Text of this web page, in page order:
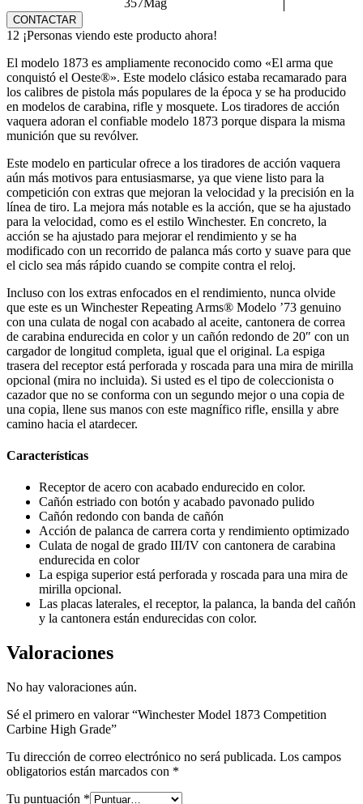
CONTACTAR
12 ¡Personas viendo este producto ahora!
El modelo 1873 es ampliamente reconocido como «El arma que
conquistó el Oeste®». Este modelo clásico estaba recamarado para
los calibres de pistola más populares de la época y se ha producido
en modelos de carabina, rifle y mosquete. Los tiradores de acción
vaquera adoran el confiable modelo 1873 porque dispara la misma
munición que su revólver.
Este modelo en particular ofrece a los tiradores de acción vaquera
aún más motivos para entusiasmarse, ya que viene listo para la
competición con extras que mejoran la velocidad y la precisión en la
línea de tiro. La mejora más notable es la acción, que se ha ajustado
para la velocidad, como es el estilo Winchester. En concreto, la
acción se ha ajustado para mejorar el rendimiento y se ha
modificado con un recorrido de palanca más corto y suave para que
el ciclo sea más rápido cuando se compite contra el reloj.
Incluso con los extras enfocados en el rendimiento, nunca olvide
que este es un Winchester Repeating Arms® Modelo ’73 genuino
con una culata de nogal con acabado al aceite, cantonera de correa
de carabina endurecida en color y un cañón redondo de 20″ con un
cargador de longitud completa, igual que el original. La espiga
trasera del receptor está perforada y roscada para una mira de mirilla
opcional (mira no incluida). Si usted es el tipo de coleccionista o
cazador que no se conforma con un segundo mejor o una copia de
una copia, llene sus manos con este magnífico rifle, ensilla y abre
camino hacia el atardecer.
Características
Receptor de acero con acabado endurecido en color.
Cañón estriado con botón y acabado pavonado pulido
Cañón redondo con banda de cañón
Acción de palanca de carrera corta y rendimiento optimizado
Culata de nogal de grado III/IV con cantonera de carabina
endurecida en color
La espiga superior está perforada y roscada para una mira de
mirilla opcional.
Las placas laterales, el receptor, la palanca, la banda del cañón
y la cantonera están endurecidas con color.
Valoraciones
No hay valoraciones aún.
Sé el primero en valorar “Winchester Model 1873 Competition
Carbine High Grade”
Tu dirección de correo electrónico no será publicada. Los campos
obligatorios están marcados con *
Tu puntuación *